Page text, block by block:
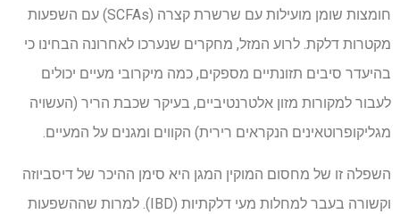
חומצות שומן מועילות עם שרשרת קצרה (SCFAs) עם השפעות
מקטרות דלקת. לרוע המזל, מחקרים שנערכו לאחרונה הבחינו כי
בהיעדר סיבים תזונתיים מספקים, כמה מיקרובי מעיים יכולים
לעבור למקורות מזון אלטרנטיביים, בעיקר שכבת הריר (העשויה
מגליקופרוטאינים הנקראים רירית) הקווים ומגנים על המעיים.
השפלה זו של מחסום המוקין המגן היא סימן ההיכר של דיסביוזה
וקשורה בעבר למחלות מעי דלקתיות (IBD). למרות שההשפעות